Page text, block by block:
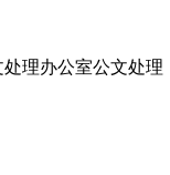
理办公室公文处理